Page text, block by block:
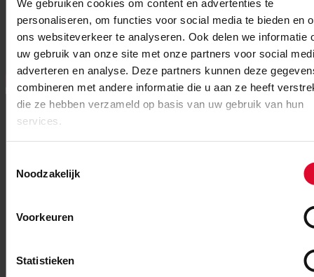
We gebruiken cookies om content en advertenties te
personaliseren, om functies voor social media te bieden en
ons websiteverkeer te analyseren. Ook delen we informatie
uw gebruik van onze site met onze partners voor social
adverteren en analyse. Deze partners kunnen deze
combineren met andere informatie die u aan ze heeft
die ze hebben verzameld op basis van uw gebruik van hun
services.
Noodzakelijk
Voorkeuren
Statistieken